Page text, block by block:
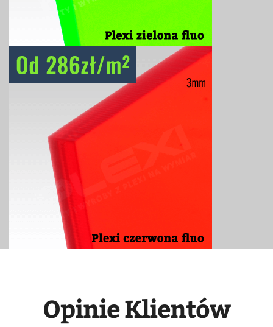
Opinie Klientów